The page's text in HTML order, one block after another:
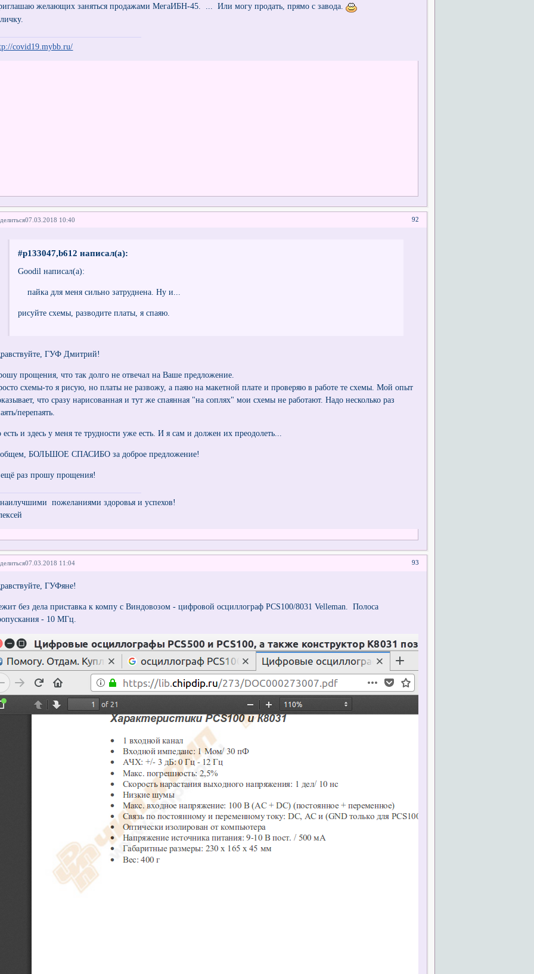
желающих заняться продажами МегаИБН-45. ... Или могу продать, прямо с завода.
covid19.mybb.ru/
92
07.03.2018 10:40
#p133047,b612 написал(а):
Goodil написал(а):
пайка для меня сильно затруднена. Ну и...
рисуйте схемы, разводите платы, я спаяю.
ГУФ Дмитрий!
прощения, что так долго не отвечал на Ваше предложение.
схемы-то я рисую, но платы не развожу, а паяю на макетной плате и проверяю в работе те схемы. Мой опыт
что сразу нарисованная и тут же спаянная "на соплях" мои схемы не работают. Надо несколько раз
перепаять.
есть и здесь у меня те трудности уже есть. И я сам и должен их преодолеть...
БОЛЬШОЕ СПАСИБО за доброе предложение!
раз прошу прощения!
пожеланиями здоровья и успехов!
93
07.03.2018 11:04
ГУФяне!
без дела приставка к компу с Виндовозом - цифровой осциллограф PCS100/8031 Velleman. Полоса
- 10 МГц.